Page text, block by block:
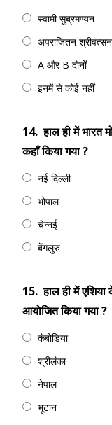
स्वामी सुब्रमण्यन
अपराजितन श्रीवत्सन
A और B दोनों
इनमें से कोई नहीं
14. हाल ही में भारत
कहाँ किया गया ?
नई दिल्ली
भोपाल
चेन्नई
बेंगलुरु
15. हाल ही में
आयोजित किया गया ?
कंबोडिया
श्रीलंका
नेपाल
भूटान